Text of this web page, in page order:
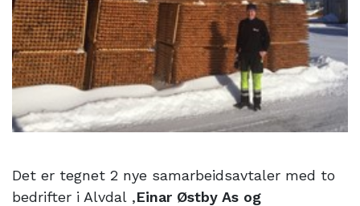
Det er tegnet 2 nye samarbeidsavtaler med to
bedrifter i Alvdal ,Einar Østby As og